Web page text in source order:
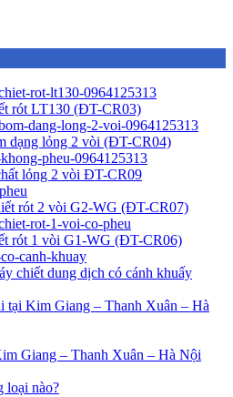
rót LT130 (ĐT-CR03)
dạng lỏng 2 vòi (ĐT-CR04)
lỏng 2 vòi ĐT-CR09
rót 2 vòi G2-WG (ĐT-CR07)
rót 1 vòi G1-WG (ĐT-CR06)
chiết dung dịch có cánh khuấy
tại Kim Giang – Thanh Xuân – Hà
Giang – Thanh Xuân – Hà Nội
loại nào?